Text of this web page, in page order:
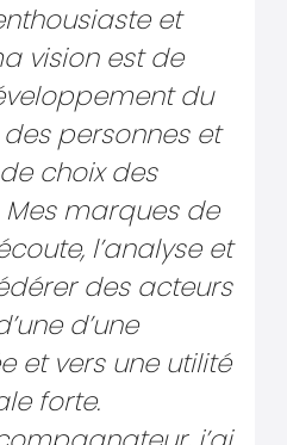
et
vision est de
du
personnes et
choix des
marques de
l’analyse et
des acteurs
d’une
et vers une utilité
forte.